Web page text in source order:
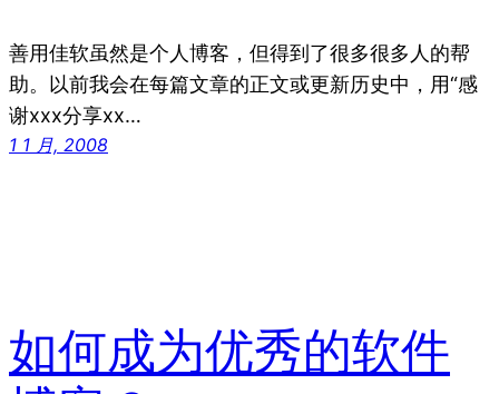
善用佳软虽然是个人博客，但得到了很多很多人的帮
助。以前我会在每篇文章的正文或更新历史中，用“感
谢xxx分享xx…
1 1 月, 2008
如何成为优秀的软件